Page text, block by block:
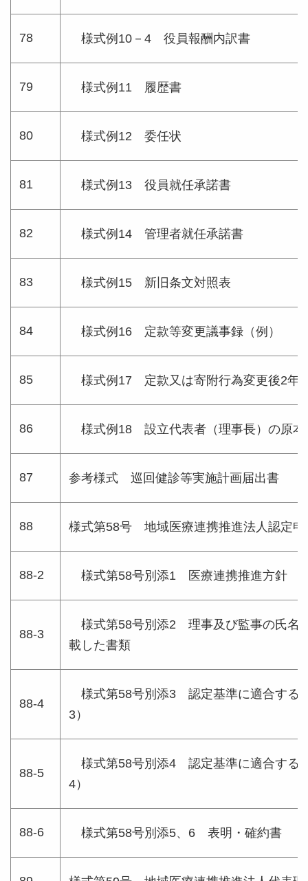
78 様式例10－4 役員報酬内訳書
79 様式例11 履歴書
80 様式例12 委任状
81 様式例13 役員就任承諾書
82 様式例14 管理者就任承諾書
83 様式例15 新旧条文対照表
84 様式例16 定款等変更議事録（例）
85 様式例17 定款又は寄附行為変更後2年
86 様式例18 設立代表者（理事長）の原本
87 参考様式 巡回健診等実施計画届出書
88 様式第58号 地域医療連携推進法人認定申
88-2 様式第58号別添1 医療連携推進方針
88-3
様式第58号別添2 理事及び監事の氏名
載した書類
88-4
様式第58号別添3 認定基準に適合する
3）
88-5
様式第58号別添4 認定基準に適合する
4）
88-6 様式第58号別添5、6 表明・確約書